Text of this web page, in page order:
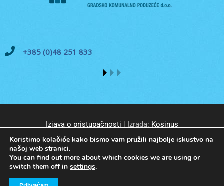
+385 (0)48 251 833
Izjava o pristupačnosti | Izrada: Kosinus
© GKP Komunalac Koprivnica d.o.o. Sva prava pridržana.
Koristimo kolačiće kako bismo vam pružili najbolje iskustvo na
našoj web stranici.
You can find out more about which cookies we are using or
switch them off in settings.